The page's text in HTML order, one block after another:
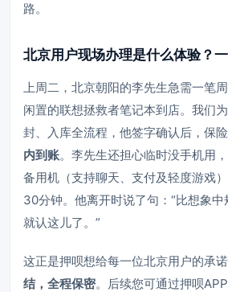
路。
北京用户现场办理是什么体验？
上周二，北京朝阳的李先生急需一笔
闲置的联想拯救者笔记本到店。我们
封、入库全流程，他签字确认后，保
内到账。李先生还担心临时没手机用
备用机（支持聊天、支付及轻度游戏
30分钟。他离开时说了句：“比想象
就认这儿了。”
这正是押呗想给每一位北京用户的承诺
结，全程保密。后续您可通过押呗